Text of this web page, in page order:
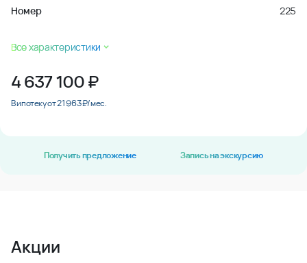
Номер 225
Все характеристики
4 637 100₽
В ипотеку от 21 963 ₽/мес.
Получить предложение Запись на экскурсию
Акции